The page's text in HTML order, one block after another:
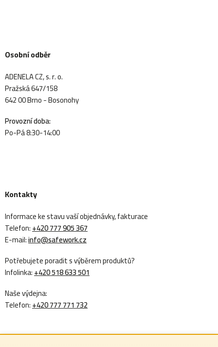
Osobní odběr
ADENELA CZ, s. r. o.
Pražská 647/158
642 00 Brno - Bosonohy
Provozní doba:
Po-Pá 8:30-14:00
Kontakty
Informace ke stavu vaší objednávky, fakturace
Telefon:+420 777 905 367
E-mail:info@safework.cz
Potřebujete poradit s výběrem produktů?
Infolinka:+420 518 633 501
Naše výdejna:
Telefon:+420 777 771 732